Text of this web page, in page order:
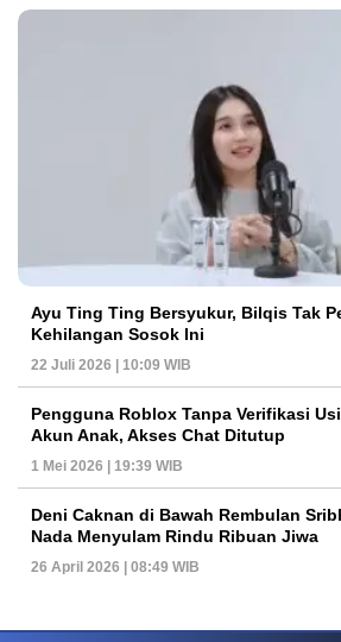
Ayu Ting Ting Bersyukur, Bilqis Tak
Kehilangan Sosok Ini
22 Juli 2026 | 10:09 WIB
Pengguna Roblox Tanpa Verifikasi
Akun Anak, Akses Chat Ditutup
1 Mei 2026 | 19:39 WIB
Deni Caknan di Bawah Rembulan
Nada Menyulam Rindu Ribuan Jiwa
26 April 2026 | 08:49 WIB